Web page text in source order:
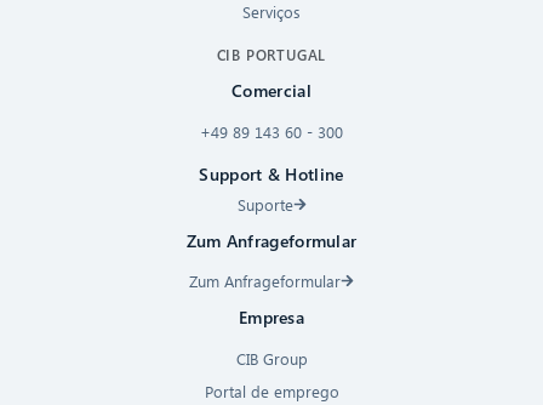
Serviços
CIB PORTUGAL
Comercial
+49 89 143 60 - 300
Support & Hotline
Suporte
Zum Anfrageformular
Zum Anfrageformular
Empresa
CIB Group
Portal de emprego